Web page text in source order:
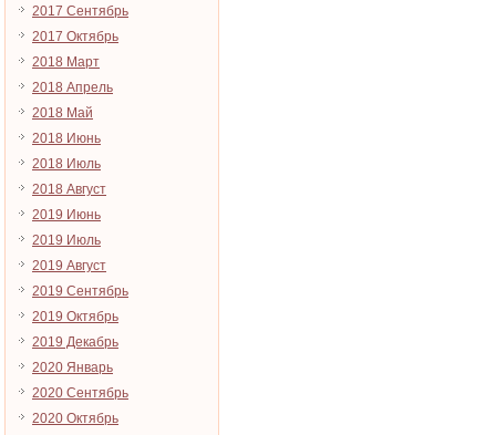
2017 Сентябрь
2017 Октябрь
2018 Март
2018 Апрель
2018 Май
2018 Июнь
2018 Июль
2018 Август
2019 Июнь
2019 Июль
2019 Август
2019 Сентябрь
2019 Октябрь
2019 Декабрь
2020 Январь
2020 Сентябрь
2020 Октябрь